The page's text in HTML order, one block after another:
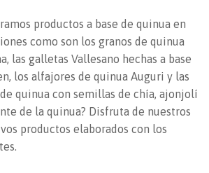
productos a base de quinua en
como son los granos de quinua
las galletas Vallesano hechas a base
los alfajores de quinua Auguri y las
quinua con semillas de chía, ajonjolí
de la quinua? Disfruta de nuestros
productos elaborados con los